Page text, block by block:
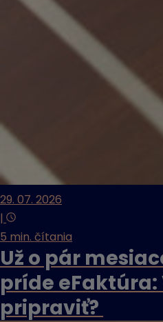
29. 07. 2026
|
5 min. čítania
Už o pár
príde eFaktúra:
pripraviť?